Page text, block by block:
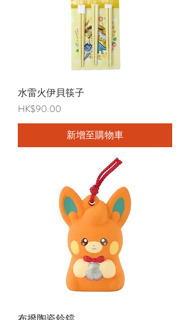
水雷火伊貝筷子
價格
HK$90.00
新增至購物車